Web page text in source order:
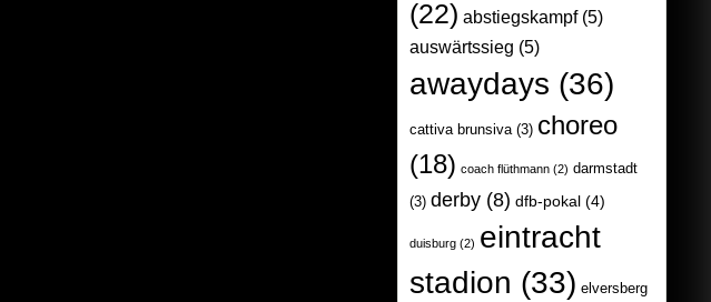
(22) abstiegskampf(5)
auswärtssieg (5)
awaydays (36)
cattiva brunsiva(3) choreo
(18) coach flüthmann(2) darmstadt
(3) derby(8) dfb-pokal(4)
duisburg(2) eintracht
stadion (33) elversberg